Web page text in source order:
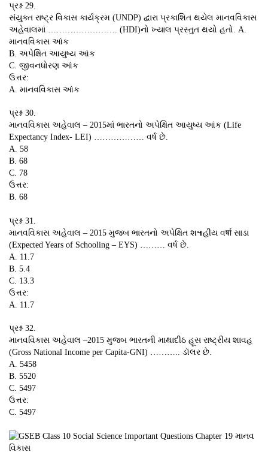
પ્રશ્ન 29.
સંયુક્ત રાષ્ટ્ર વિકાસ કાર્યક્રમ (UNDP) દ્વારા પ્રકાશિત થયેલ માનવવિકાસ
અહેવાલમાં ……………………. (HDI)નો ખ્યાલ પ્રસ્તુત થયો હતો. A.
માનવવિકાસ આંક
B. અપેક્ષિત આયુષ્ય આંક
C. જીવનધોરણ આંક
ઉત્તર:
A. માનવવિકાસ આંક
પ્રશ્ન 30.
માનવવિકાસ અહેવાલ – 2015માં ભારતનો અપેક્ષિત આયુષ્ય આંક (Life
Expectancy Index- LEI) ……………… વર્ષ છે.
A. 58
B. 68
C. 78
ઉત્તર:
B. 68
પ્રશ્ન 31.
માનવવિકાસ અહેવાલ – 2015 મુજબ ભારતનો અપેક્ષિત શ๚હીય વर्षा સાડા
(Expected Years of Schooling – EYS) ……… વર્ષ છે.
A. 11.7
B. 5.4
C. 13.3
ઉત્તર:
A. 11.7
પ્રશ્ન 32.
માનવવિકાસ અહેવાલ –2015 મુજબ ભારતની માથાદીઠ હૂસ રાષ્ટ્રીય શાવહ
(Gross National Income per Capita-GNI) ……….. ડૉલર છે.
A. 5458
B. 5520
C. 5497
ઉત્તર:
C. 5497